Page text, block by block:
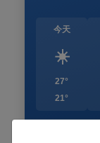
今天
☀️
27°
21°